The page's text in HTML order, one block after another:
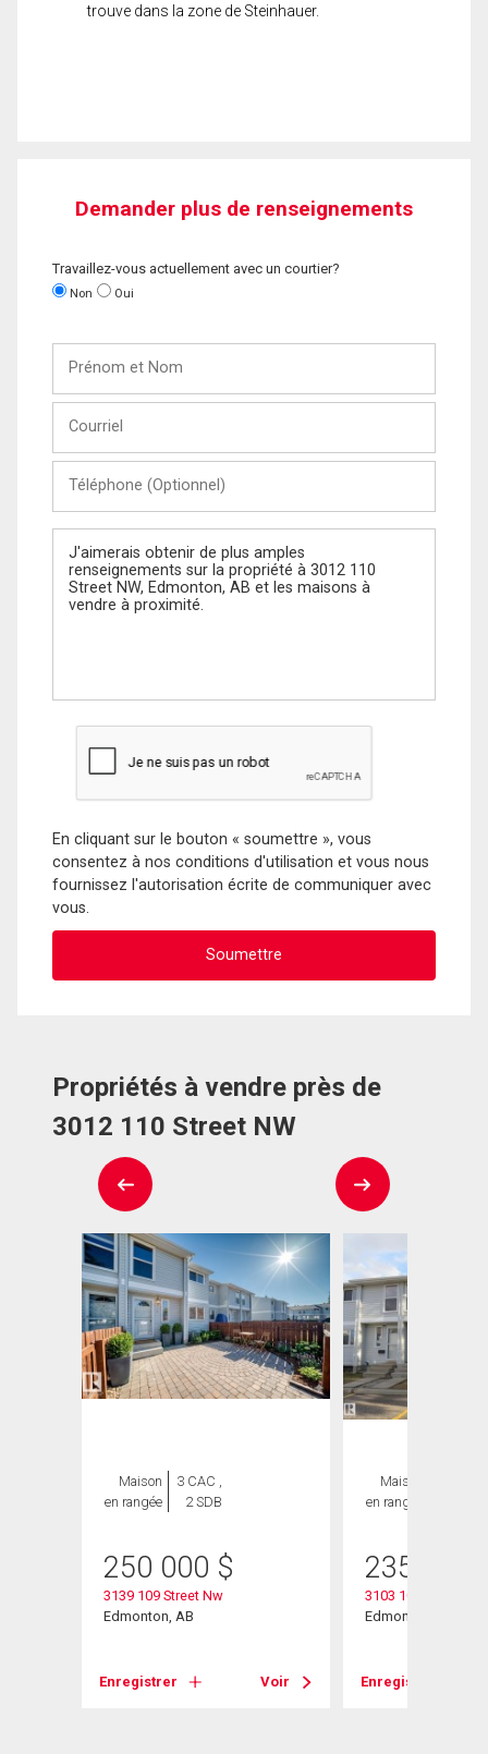
trouve dans la zone de Steinhauer.
Demander plus de renseignements
Travaillez-vous actuellement avec un courtier?
Non Oui
Nom
(Optionnel)
Message
En cliquant sur le bouton « soumettre », vous
consentez à nos conditions d'utilisation et vous nous
fournissez l'autorisation écrite de communiquer avec
vous.
Propriétés à vendre près de
3012 110 Street NW
Maison
en rangée
3 CAC ,
2 SDB
250 000 $
3139 109 Street Nw
Edmonton, AB
Enregistrer Voir
Maison
en rangée
235 000
3103 109 Street
Edmonton, AB
Enregistrer